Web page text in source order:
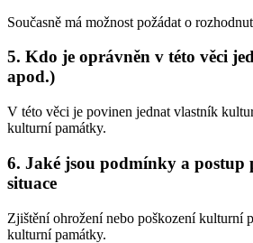
Současně má možnost požádat o
5. Kdo je oprávněn v této věci
apod.)
V této věci je povinen jednat vlastník
kulturní památky.
6. Jaké jsou podmínky a postup
situace
Zjištění ohrožení nebo poškození kulturní
kulturní památky.